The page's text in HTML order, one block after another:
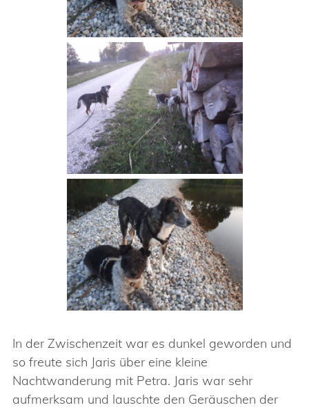
In der Zwischenzeit war es dunkel geworden und
so freute sich Jaris über eine kleine
Nachtwanderung mit Petra. Jaris war sehr
aufmerksam und lauschte den Geräuschen der